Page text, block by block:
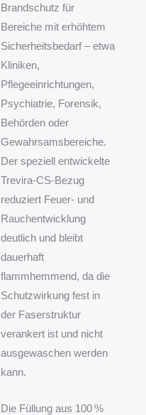
Brandschutz für
Bereiche mit erhöhtem
Sicherheitsbedarf – etwa
Kliniken,
Pflegeeinrichtungen,
Psychiatrie, Forensik,
Behörden oder
Gewahrsamsbereiche.
Der speziell entwickelte
Trevira‑CS‑Bezug
reduziert Feuer- und
Rauchentwicklung
deutlich und bleibt
dauerhaft
flammhemmend, da die
Schutzwirkung fest in
der Faserstruktur
verankert ist und nicht
ausgewaschen werden
kann.
Die Füllung aus 100 %